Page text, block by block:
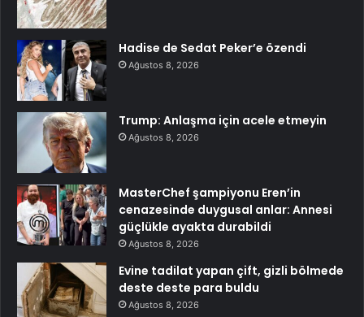
Hadise de Sedat Peker’e özendi
Ağustos 8, 2026
Trump: Anlaşma için acele etmeyin
Ağustos 8, 2026
MasterChef şampiyonu Eren’in
cenazesinde duygusal anlar: Annesi
güçlükle ayakta durabildi
Ağustos 8, 2026
Evine tadilat yapan çift, gizli bölmede
deste deste para buldu
Ağustos 8, 2026